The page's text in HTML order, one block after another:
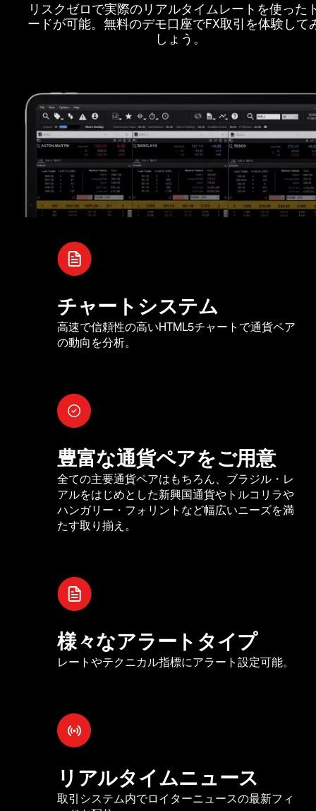
リスクゼロで実際のリアルタイムレートを使った
ードが可能。無料のデモ口座でFX取引を体験して
しょう。
チャートシステム
高速で信頼性の高いHTML5チャートで通貨ペア
の動向を分析。
豊富な通貨ペアをご用意
全ての主要通貨ペアはもちろん、ブラジル・レ
アルをはじめとした新興国通貨やトルコリラや
ハンガリー・フォリントなど幅広いニーズを満
たす取り揃え。
様々なアラートタイプ
レートやテクニカル指標にアラート設定可能。
リアルタイムニュース
取引システム内でロイターニュースの最新フィ